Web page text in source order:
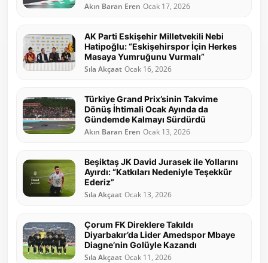
Akın Baran Eren Ocak 17, 2026
AK Parti Eskişehir Milletvekili Nebi
Hatipoğlu: “Eskişehirspor İçin Herkes
Masaya Yumruğunu Vurmalı”
Sıla Akçaat Ocak 16, 2026
Türkiye Grand Prix’sinin Takvime
Dönüş İhtimali Ocak Ayında da
Gündemde Kalmayı Sürdürdü
Akın Baran Eren Ocak 13, 2026
Beşiktaş JK David Jurasek ile Yollarını
Ayırdı: “Katkıları Nedeniyle Teşekkür
Ederiz”
Sıla Akçaat Ocak 13, 2026
Çorum FK Direklere Takıldı
Diyarbakır’da Lider Amedspor Mbaye
Diagne’nin Golüyle Kazandı
Sıla Akçaat Ocak 11, 2026